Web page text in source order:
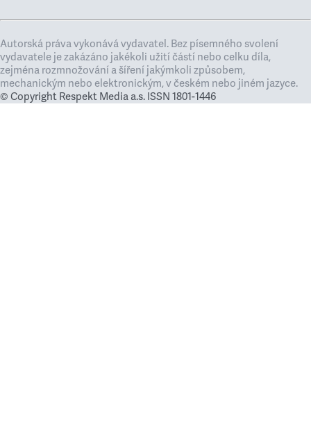
Autorská práva vykonává vydavatel. Bez písemného svolení
vydavatele je zakázáno jakékoli užití částí nebo celku díla,
zejména rozmnožování a šíření jakýmkoli způsobem,
mechanickým nebo elektronickým, v českém nebo jiném jazyce.
© Copyright Respekt Media a.s. ISSN 1801-1446